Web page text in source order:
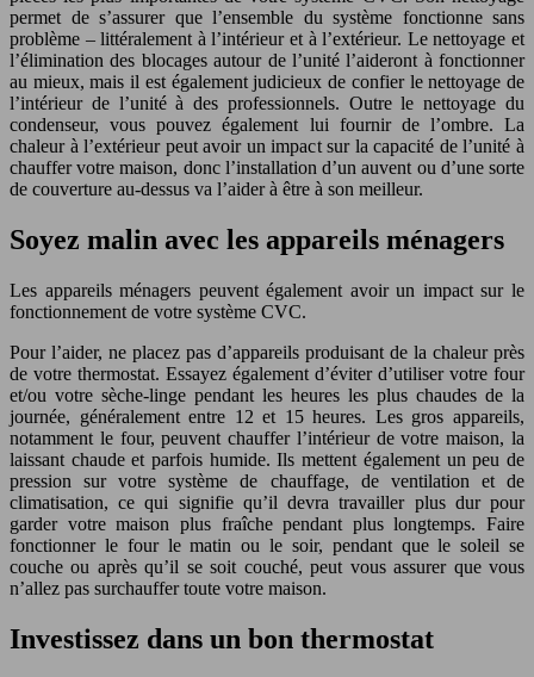
permet de s’assurer que l’ensemble du système fonctionne sans
problème – littéralement à l’intérieur et à l’extérieur. Le nettoyage et
l’élimination des blocages autour de l’unité l’aideront à fonctionner
au mieux, mais il est également judicieux de confier le nettoyage de
l’intérieur de l’unité à des professionnels. Outre le nettoyage du
condenseur, vous pouvez également lui fournir de l’ombre. La
chaleur à l’extérieur peut avoir un impact sur la capacité de l’unité à
chauffer votre maison, donc l’installation d’un auvent ou d’une sorte
de couverture au-dessus va l’aider à être à son meilleur.
Soyez malin avec les appareils ménagers
Les appareils ménagers peuvent également avoir un impact sur le
fonctionnement de votre système CVC.
Pour l’aider, ne placez pas d’appareils produisant de la chaleur près
de votre thermostat. Essayez également d’éviter d’utiliser votre four
et/ou votre sèche-linge pendant les heures les plus chaudes de la
journée, généralement entre 12 et 15 heures. Les gros appareils,
notamment le four, peuvent chauffer l’intérieur de votre maison, la
laissant chaude et parfois humide. Ils mettent également un peu de
pression sur votre système de chauffage, de ventilation et de
climatisation, ce qui signifie qu’il devra travailler plus dur pour
garder votre maison plus fraîche pendant plus longtemps. Faire
fonctionner le four le matin ou le soir, pendant que le soleil se
couche ou après qu’il se soit couché, peut vous assurer que vous
n’allez pas surchauffer toute votre maison.
Investissez dans un bon thermostat